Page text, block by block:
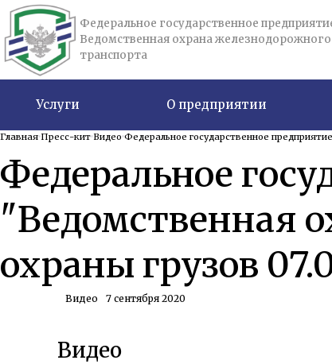
Федеральное государственное
Ведомственная охрана железнодорожного
транспорта
Услуги О предприятии
Главная Пресс-кит Видео Федеральное государственное
Федеральное
"Ведомственная
охраны грузов
Видео 7 сентября 2020
Видео